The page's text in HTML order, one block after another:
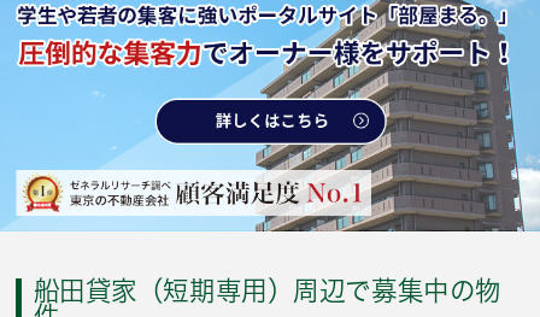
船田貸家（短期専用）周辺で募集中の物